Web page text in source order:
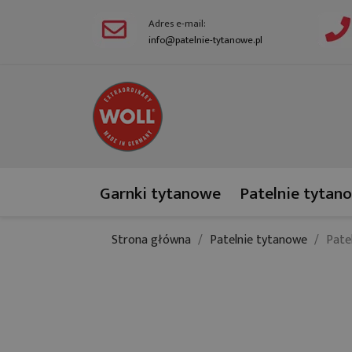
Adres e-mail:
info@patelnie-tytanowe.pl
Garnki tytanowe Patelnie
Strona główna Patelnie tytanowe